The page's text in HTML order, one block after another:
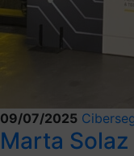
09/07/2025
Marta